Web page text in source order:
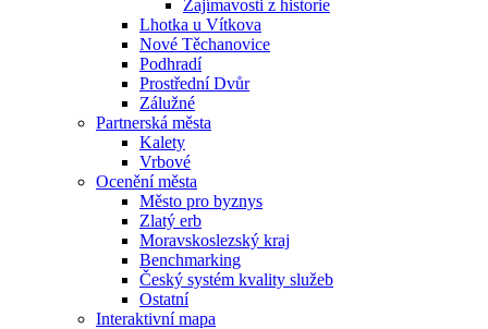
Zajímavosti z historie
Lhotka u Vítkova
Nové Těchanovice
Podhradí
Prostřední Dvůr
Zálužné
Partnerská města
Kalety
Vrbové
Ocenění města
Město pro byznys
Zlatý erb
Moravskoslezský kraj
Benchmarking
Český systém kvality služeb
Ostatní
Interaktivní mapa